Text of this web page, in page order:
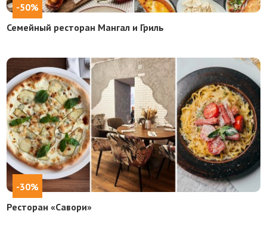
-50%
Семейный ресторан Мангал и Гриль
-30%
Ресторан «Савори»